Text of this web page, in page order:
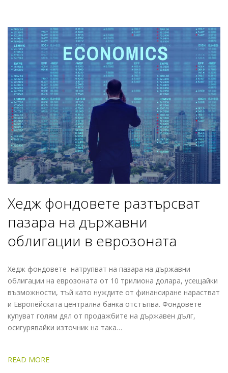
Хедж фондовете разтърсват
пазара на държавни
облигации в еврозоната
Хедж фондовете натрупват на пазара на държавни
облигации на еврозоната от 10 трилиона долара, усещайки
възможности, тъй като нуждите от финансиране нарастват
и Европейската централна банка отстъпва. Фондовете
купуват голям дял от продажбите на държавен дълг,
осигурявайки източник на така…
READ MORE